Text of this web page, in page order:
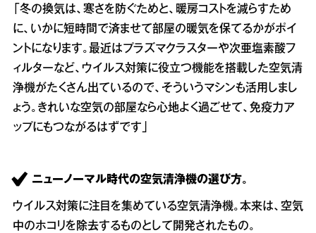
「冬の換気は、寒さを防ぐためと、暖房コストを減らすため
に、いかに短時間で済ませて部屋の暖気を保てるかがポイ
ントになります。最近はプラズマクラスターや次亜塩素酸フ
ィルターなど、ウイルス対策に役立つ機能を搭載した空気清
浄機がたくさん出ているので、そういうマシンも活用しまし
ょう。きれいな空気の部屋なら心地よく過ごせて、免疫力ア
ップにもつながるはずです」
ニューノーマル時代の空気清浄機の選び方。
ウイルス対策に注目を集めている空気清浄機。本来は、空気
中のホコリを除去するものとして開発されたもの。